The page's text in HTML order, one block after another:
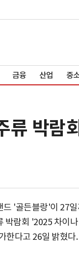
금융 산업 중
류 박람
'골든블랑'이 27
박람회 '2025 차이
한다고 26일 밝혔다.